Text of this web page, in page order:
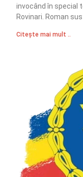
invocând în special
Rovinari. Roman
Citește mai mult ..